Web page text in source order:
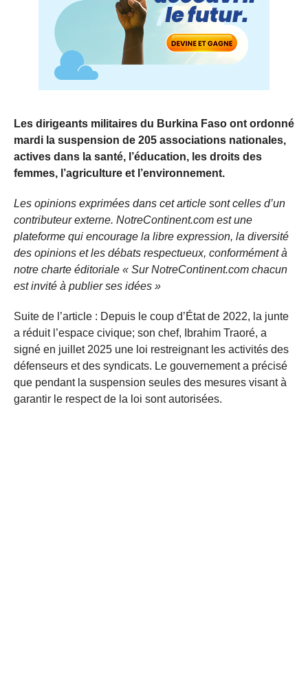
Les dirigeants militaires du Burkina Faso ont ordonné
mardi la suspension de 205 associations nationales,
actives dans la santé, l’éducation, les droits des
femmes, l’agriculture et l’environnement.
Les opinions exprimées dans cet article sont celles d’un
contributeur externe. NotreContinent.com est une
plateforme qui encourage la libre expression, la diversité
des opinions et les débats respectueux, conformément à
notre charte éditoriale « Sur NotreContinent.com chacun
est invité à publier ses idées »
Suite de l’article : Depuis le coup d’État de 2022, la junte
a réduit l’espace civique; son chef, Ibrahim Traoré, a
signé en juillet 2025 une loi restreignant les activités des
défenseurs et des syndicats. Le gouvernement a précisé
que pendant la suspension seules des mesures visant à
garantir le respect de la loi sont autorisées.